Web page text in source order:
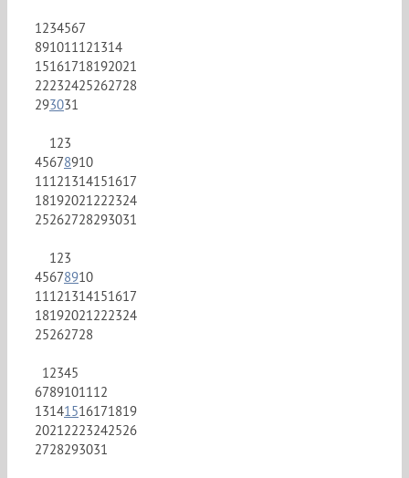
1234567
891011121314
15161718192021
22232425262728
293031
123
45678910
11121314151617
18192021222324
25262728293031
123
45678910
11121314151617
18192021222324
25262728
12345
6789101112
13141516171819
20212223242526
2728293031